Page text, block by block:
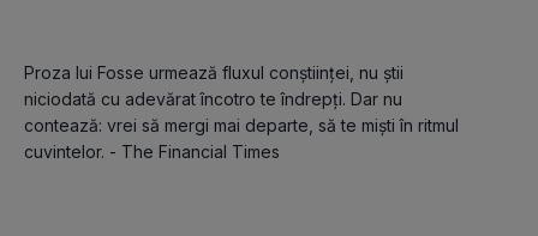
Proza lui Fosse urmează fluxul conștiinței, nu știi
niciodată cu adevărat încotro te îndrepți. Dar nu
contează: vrei să mergi mai departe, să te miști în ritmul
cuvintelor. - The Financial Times